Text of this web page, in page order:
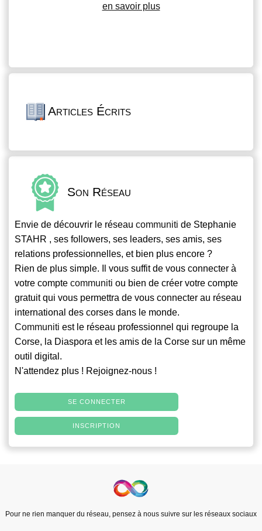
en savoir plus
Articles Écrits
Son Réseau
Envie de découvrir le réseau communiti de Stephanie
STAHR , ses followers, ses leaders, ses amis, ses
relations professionnelles, et bien plus encore ?
Rien de plus simple. Il vous suffit de vous connecter à
votre compte communiti ou bien de créer votre compte
gratuit qui vous permettra de vous connecter au réseau
international des corses dans le monde.
Communiti est le réseau professionnel qui regroupe la
Corse, la Diaspora et les amis de la Corse sur un même
outil digital.
N'attendez plus ! Rejoignez-nous !
SE CONNECTER
INSCRIPTION
Pour ne rien manquer du réseau, pensez à nous suivre sur les réseaux sociaux